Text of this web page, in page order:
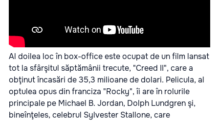
Al doilea loc în box-office este ocupat de un film lansat
tot la sfârşitul săptămânii trecute, "Creed II", care a
obţinut încasări de 35,3 milioane de dolari. Pelicula, al
optulea opus din franciza "Rocky", îi are în rolurile
principale pe Michael B. Jordan, Dolph Lundgren şi,
bineînţeles, celebrul Sylvester Stallone, care